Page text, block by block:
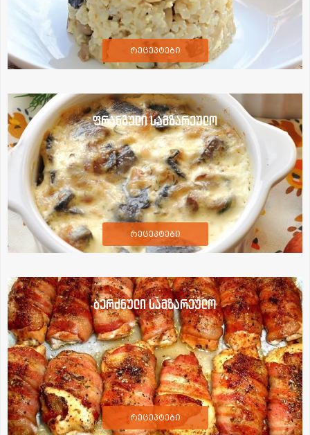
რეცეპტები
ფრანგული სამზარეულო
რეცეპტები
ბერძნული სამზარეულო
რეცეპტები